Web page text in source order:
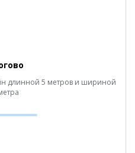
длинной 5 метров и шириной